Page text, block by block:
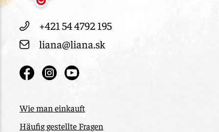
+421 54 4792 195
liana@liana.sk
Wie man einkauft
Häufig gestellte Fragen